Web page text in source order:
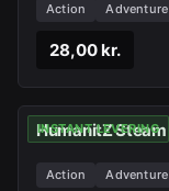
Action Adventure
28,00 kr.
INSTANT LEVERING
HumanitZ Steam
Action Adventure